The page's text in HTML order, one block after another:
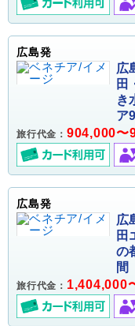
広島発
広
田
き
ア
旅行代金： 904,000〜
広島発
広
田
の
間
旅行代金： 1,404,000